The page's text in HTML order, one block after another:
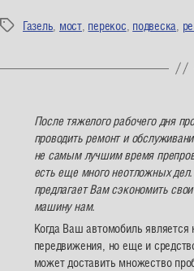
МеткиГазель мост, перекос подвеска
После тяжелого рабочего дня
проводить ремонт и
не самым лучшим время
есть еще много неотложных
предлагает Вам сэкономить
машину нам.
Когда Ваш автомобиль является
передвижения, но еще и
может доставить множество